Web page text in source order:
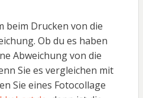
beim Drucken von die
Ob du es haben
Abweichung von die
Sie es vergleichen mit
Sie eines Fotocollage